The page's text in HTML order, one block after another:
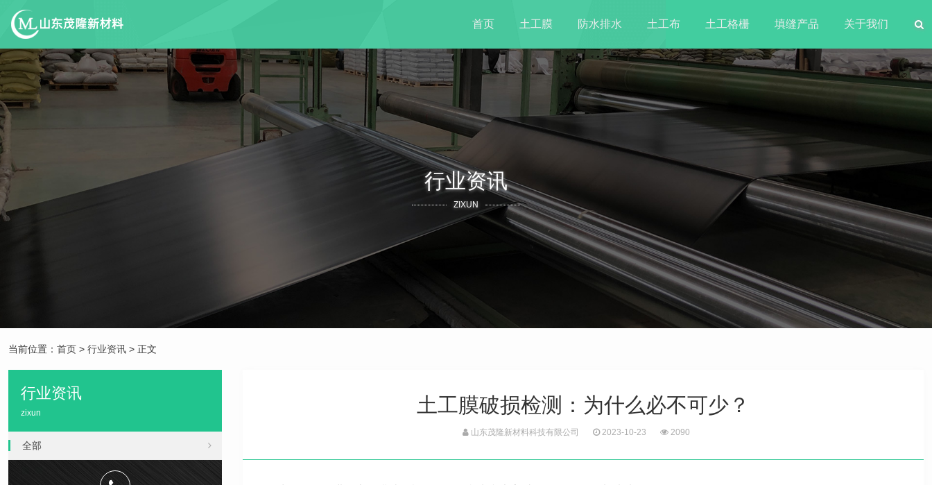
首页 土工膜 防水排水 土工布 土工格栅 填缝产品 关于我们
行业资讯
ZIXUN
当前位置： 首页 > 行业资讯 > 正文
土工膜破损检测：为什么必不可少？
山东茂隆新材料科技有限公司 2023-10-23 2090
行业资讯
zixun
全部